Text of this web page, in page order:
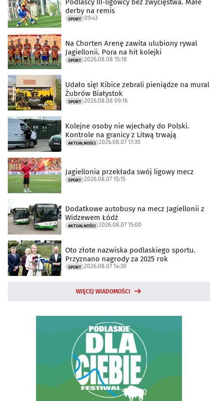
Podlascy III-ligowcy bez zwycięstwa. Małe
derby na remis
SPORT 09:43
Na Chorten Arenę zawita ulubiony rywal
Jagiellonii. Pora na hit kolejki
SPORT 2026.08.08 15:18
Udało się! Kibice zebrali pieniądze na mural
Żubrów Białystok
SPORT 2026.08.08 09:16
Kolejne osoby nie wjechały do Polski.
Kontrole na granicy z Litwą trwają
AKTUALNOŚCI 2026.08.07 17:30
Jagiellonia przekłada swój ligowy mecz
SPORT 2026.08.07 15:15
Dodatkowe autobusy na mecz Jagiellonii z
Widzewem Łódź
AKTUALNOŚCI 2026.08.07 15:00
Oto złote nazwiska podlaskiego sportu.
Przyznano nagrody za 2025 rok
SPORT 2026.08.07 14:30
WIĘCEJ WIADOMOŚCI